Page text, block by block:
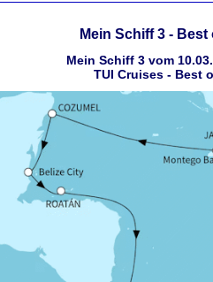
Mein Schiff 3 -
Mein Schiff 3 vom
TUI Cruises - Best